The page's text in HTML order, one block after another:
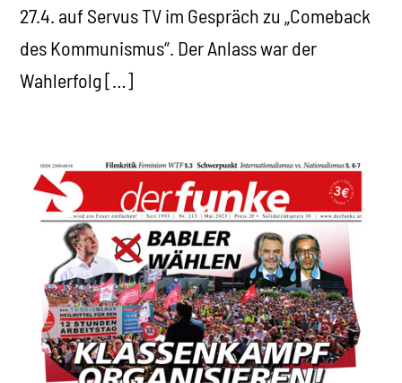
27.4. auf Servus TV im Gespräch zu „Comeback
des Kommunismus“. Der Anlass war der
Wahlerfolg […]